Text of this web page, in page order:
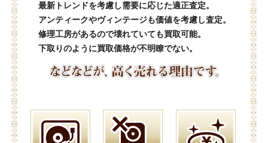
最新トレンドを考慮し需要に応じた適正査定。
アンティークやヴィンテージも価値を考慮し査定。
修理工房があるので壊れていても買取可能。
下取りのように買取価格が不明瞭でない。